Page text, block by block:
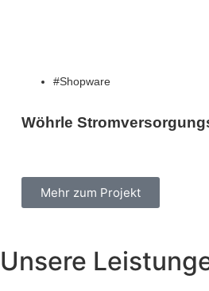
Shopware
Wöhrle
Mehr zum Projekt
Unsere